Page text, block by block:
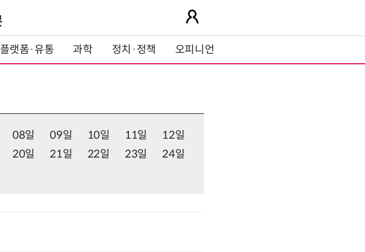
플랫폼·유통 과학 정치·정책 오피니언
08일 09일 10일 11일
12일
20일 21일 22일 23일
24일